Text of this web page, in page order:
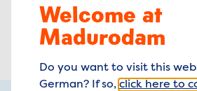
Welcome at
Madurodam
Do you want to visit this
German? If so, click here to